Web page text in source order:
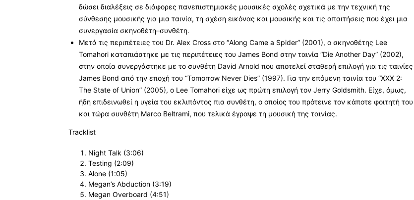
δώσει διαλέξεις σε διάφορες πανεπιστημιακές μουσικές σχολές σχετικά με την τεχνική της
σύνθεσης μουσικής για μια ταινία, τη σχέση εικόνας και μουσικής και τις απαιτήσεις που έχει μια
συνεργασία σκηνοθέτη–συνθέτη.
Μετά τις περιπέτειες του Dr. Alex Cross στο “Along Came a Spider” (2001), ο σκηνοθέτης Lee
Tomahori καταπιάστηκε με τις περιπέτειες του James Bond στην ταινία “Die Another Day” (2002),
στην οποία συνεργάστηκε με το συνθέτη David Arnold που αποτελεί σταθερή επιλογή για τις ταινίες
James Bond από την εποχή του “Tomorrow Never Dies” (1997). Για την επόμενη ταινία του “XXX 2:
The State of Union” (2005), ο Lee Tomahori είχε ως πρώτη επιλογή τον Jerry Goldsmith. Είχε, όμως,
ήδη επιδεινωθεί η υγεία του εκλιπόντος πια συνθέτη, ο οποίος του πρότεινε τον κάποτε φοιτητή του
και τώρα συνθέτη Marco Beltrami, που τελικά έγραψε τη μουσική της ταινίας.
Tracklist
Night Talk (3:06)
Testing (2:09)
Alone (1:05)
Megan’s Abduction (3:19)
Megan Overboard (4:51)